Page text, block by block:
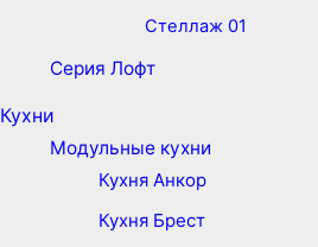
Стеллаж 01
Серия Лофт
Кухни
Модульные кухни
Кухня Анкор
Кухня Брест